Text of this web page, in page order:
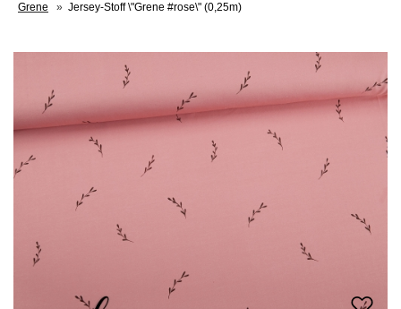
Grene
» Jersey-Stoff \"Grene #rose\" (0,25m)